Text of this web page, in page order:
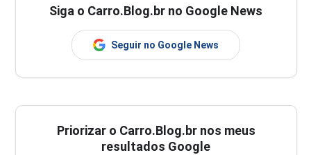
Siga o Carro.Blog.br no Google News
Seguir no Google News
Priorizar o Carro.Blog.br nos meus
resultados Google